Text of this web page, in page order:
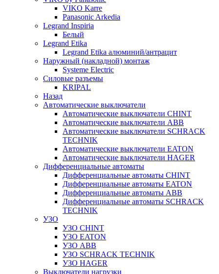
VIKO Karre
Panasonic Arkedia
Legrand Inspiria
Белый
Legrand Etika
Legrand Etika алюминий/антрацит
Наружный (накладной) монтаж
Systeme Electric
Силовые разъемы
KRIPAL
Назад
Автоматические выключатели
Автоматические выключатели CHINT
Автоматические выключатели ABB
Автоматические выключатели SCHRACK
TECHNIK
Автоматические выключатели EATON
Автоматические выключатели HAGER
Дифференциальные автоматы
Дифференциальные автоматы CHINT
Дифференциальные автоматы EATON
Дифференциальные автоматы ABB
Дифференциальные автоматы SCHRACK
TECHNIK
УЗО
УЗО CHINT
УЗО EATON
УЗО ABB
УЗО SCHRACK TECHNIK
УЗО HAGER
Выключатели нагрузки